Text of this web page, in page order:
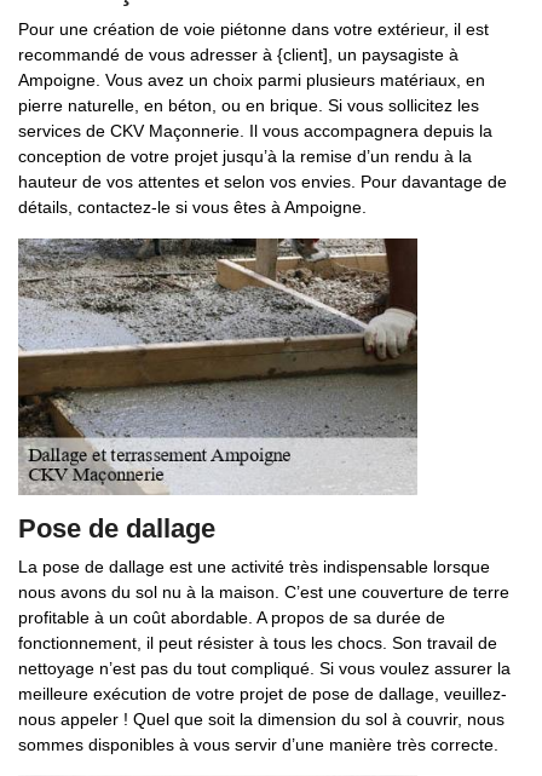
Pour une création de voie piétonne dans votre extérieur, il est
recommandé de vous adresser à {client], un paysagiste à
Ampoigne. Vous avez un choix parmi plusieurs matériaux, en
pierre naturelle, en béton, ou en brique. Si vous sollicitez les
services de CKV Maçonnerie. Il vous accompagnera depuis la
conception de votre projet jusqu’à la remise d’un rendu à la
hauteur de vos attentes et selon vos envies. Pour davantage de
détails, contactez-le si vous êtes à Ampoigne.
Pose de dallage
La pose de dallage est une activité très indispensable lorsque
nous avons du sol nu à la maison. C’est une couverture de terre
profitable à un coût abordable. A propos de sa durée de
fonctionnement, il peut résister à tous les chocs. Son travail de
nettoyage n’est pas du tout compliqué. Si vous voulez assurer la
meilleure exécution de votre projet de pose de dallage, veuillez-
nous appeler ! Quel que soit la dimension du sol à couvrir, nous
sommes disponibles à vous servir d’une manière très correcte.